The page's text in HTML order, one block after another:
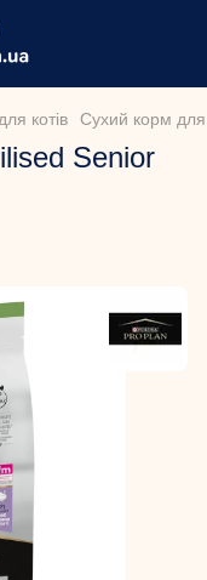
котів Сухий корм для
Senior